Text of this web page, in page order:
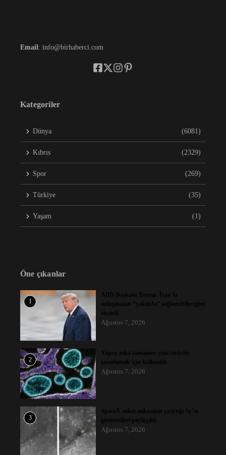
Email: info@birhaberci.com
Kategoriler
Dünya (6081)
Kıbrıs (2329)
Spor (269)
Türkiye (35)
Yaşam (1)
Öne çıkanlar
1
ABD Başkanı Trump, İran’la
anlaşmanın “yakında” sağlanabileceğini
söyledi
Ağustos 7, 2026
2
Yapay zeka tamamen yeni virüsler
tasarlamak için kullanıldı
Ağustos 7, 2026
3
SpaceX roket enkazının çarptığı Ay’ın
görüntüleri paylaşıldı
Ağustos 7, 2026